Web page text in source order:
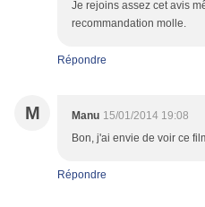
Je rejoins assez cet avis
recommandation molle.
Répondre
M Manu 15/01/2014 19:08
Bon, j'ai envie de voir ce
Répondre